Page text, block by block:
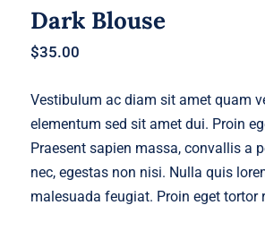
Dark Blouse
$35.00
Vestibulum ac diam sit amet quam
elementum sed sit amet dui. Proin
Praesent sapien massa, convallis a
nec, egestas non nisi. Nulla quis
malesuada feugiat. Proin eget tortor